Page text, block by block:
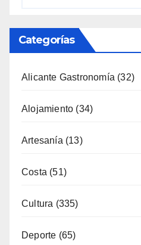
Categorías
Alicante Gastronomía (32)
Alojamiento (34)
Artesanía (13)
Costa (51)
Cultura (335)
Deporte (65)